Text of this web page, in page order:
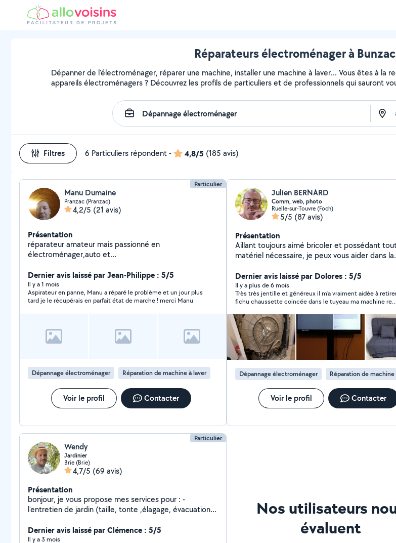
Réparateurs électroménager à
Dépanner de l'électroménager, réparer une machine, installer une machine à laver... Vous êtes à la
appareils électroménagers ? Découvrez les profils de particuliers et de professionnels qui sauront
Filtres 6 Particuliers répondent- 4,8/5 (185 avis)
Particulier
Manu Dumaine
Pranzac (Pranzac)
4,2/5 (21 avis)
Présentation
réparateur amateur mais passionné en
électroménager,auto et
appel a moi merci
Dernier avis laissé par Jean-Philippe : 5/5
Il y a 1 mois
Aspirateur en panne, Manu a réparé le problème et un jour plus
tard je le récupérais en parfait état de marche ! merci Manu
Dépannage électroménager Réparation de machine à laver
Voir le profil Contacter
Julien BERNARD
Comm, web, photo
Ruelle-sur-Touvre (Foch)
5/5 (87 avis)
Présentation
Aillant toujours aimé bricoler et possédant
matériel nécessaire, je peux vous aider dans la
meubles, informatique, web ou tout autre selon
besoins ... attentif et rigoureux, je prendrais à
tâches que vous me confierez.
Dernier avis laissé par Dolores : 5/5
Il y a plus de 6 mois
Très très jentille et généreux il m’a vraiment aidée à
fichu chaussette coincée dans le tuyeau ma machine re
recommande les yeux fermés 👏🏾🙂
Dépannage électroménager Réparation de machine
Voir le profil Contacter
Particulier
Wendy
Jardinier
Brie (Brie)
4,7/5 (69 avis)
Présentation
bonjour, je vous propose mes services pour : -
l'entretien de jardin (taille, tonte ,élagage, évacuation
demoussage de toiture -petit bricolage -petite
peinture n'hésitez pas à me contacter
Dernier avis laissé par Clémence : 5/5
Il y a 3 mois
Nos utilisateurs
évaluent